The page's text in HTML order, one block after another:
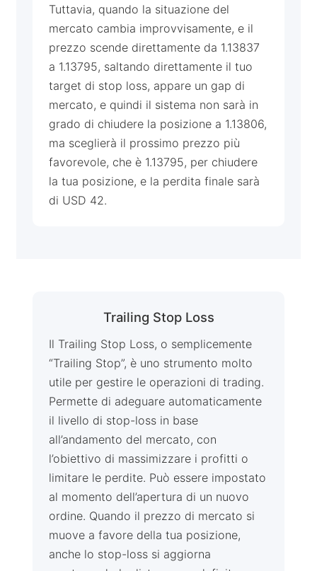
Tuttavia, quando la situazione del
mercato cambia improvvisamente, e il
prezzo scende direttamente da 1.13837
a 1.13795, saltando direttamente il tuo
target di stop loss, appare un gap di
mercato, e quindi il sistema non sarà in
grado di chiudere la posizione a 1.13806,
ma sceglierà il prossimo prezzo più
favorevole, che è 1.13795, per chiudere
la tua posizione, e la perdita finale sarà
di USD 42.
Trailing Stop Loss
Il Trailing Stop Loss, o semplicemente
“Trailing Stop”, è uno strumento molto
utile per gestire le operazioni di trading.
Permette di adeguare automaticamente
il livello di stop-loss in base
all’andamento del mercato, con
l’obiettivo di massimizzare i profitti o
limitare le perdite. Può essere impostato
al momento dell’apertura di un nuovo
ordine. Quando il prezzo di mercato si
muove a favore della tua posizione,
anche lo stop-loss si aggiorna